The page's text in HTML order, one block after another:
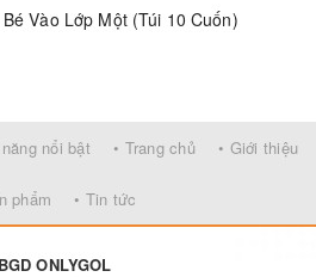
việc học và nhớ chữ của các bé đạt
6 cuốn:
Vào Lớp Một (Túi 10 Cuốn)
nổi bật • Trang chủ • Giới thiệu
phẩm • Tin tức
ONLYGOL